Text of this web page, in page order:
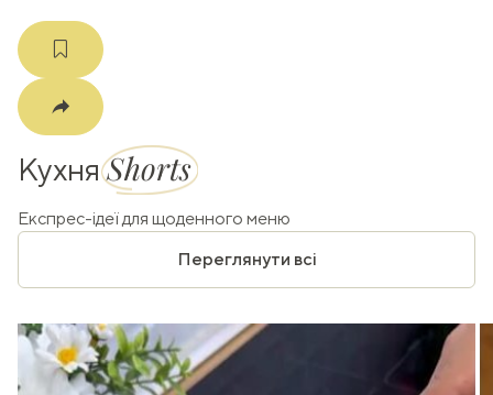
КухняShorts
Експрес-ідеї для щоденного меню
Переглянути всі